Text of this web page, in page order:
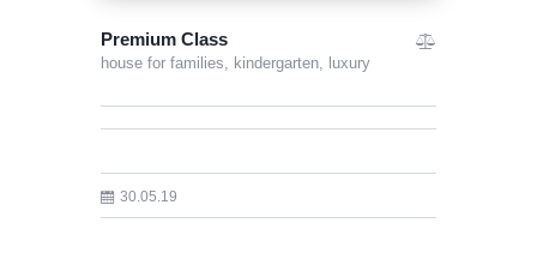
Premium Class
house for families, kindergarten, luxury
30.05.19